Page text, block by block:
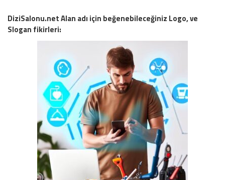
DiziSalonu.net Alan adı için beğenebileceğiniz Logo, ve
Slogan fikirleri: